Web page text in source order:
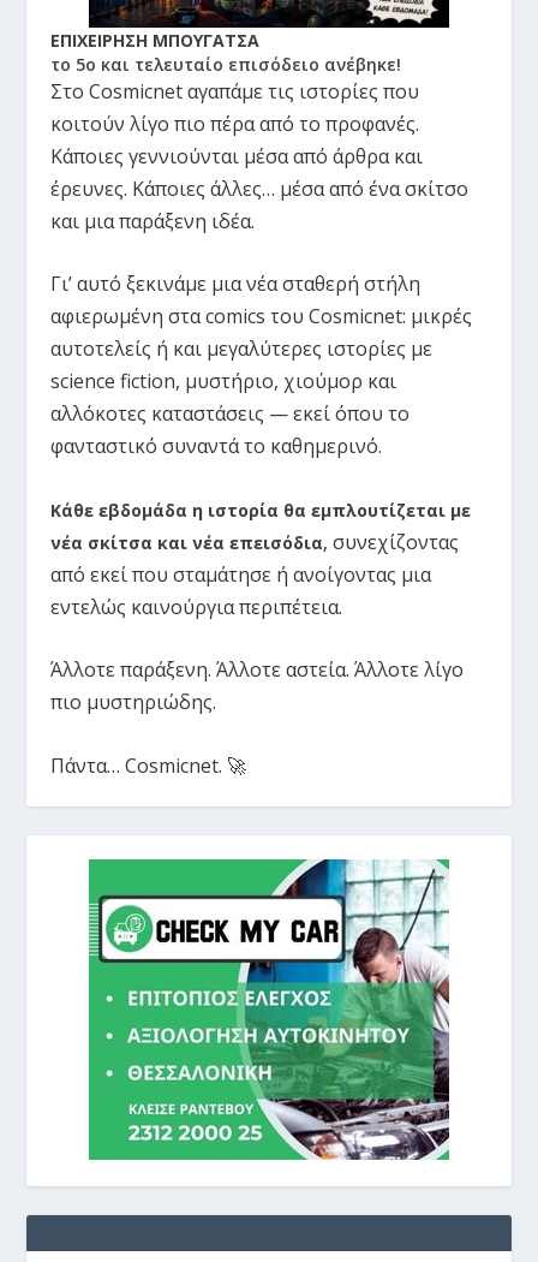
ΕΠΙΧΕΙΡΗΣΗ ΜΠΟΥΓΑΤΣΑ
το 5ο και τελευταίο επισόδειο ανέβηκε!
Στο Cosmicnet αγαπάμε τις ιστορίες που
κοιτούν λίγο πιο πέρα από το προφανές.
Κάποιες γεννιούνται μέσα από άρθρα και
έρευνες. Κάποιες άλλες… μέσα από ένα σκίτσο
και μια παράξενη ιδέα.
Γι’ αυτό ξεκινάμε μια νέα σταθερή στήλη
αφιερωμένη στα comics του Cosmicnet: μικρές
αυτοτελείς ή και μεγαλύτερες ιστορίες με
science fiction, μυστήριο, χιούμορ και
αλλόκοτες καταστάσεις — εκεί όπου το
φανταστικό συναντά το καθημερινό.
Κάθε εβδομάδα η ιστορία θα εμπλουτίζεται με
νέα σκίτσα και νέα επεισόδια, συνεχίζοντας
από εκεί που σταμάτησε ή ανοίγοντας μια
εντελώς καινούργια περιπέτεια.
Άλλοτε παράξενη. Άλλοτε αστεία. Άλλοτε λίγο
πιο μυστηριώδης.
Πάντα… Cosmicnet. 🚀